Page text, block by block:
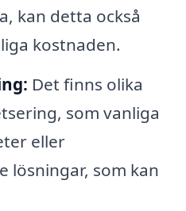
kan detta också
kostnaden.
Det finns olika
som vanliga
eller
lösningar, som kan